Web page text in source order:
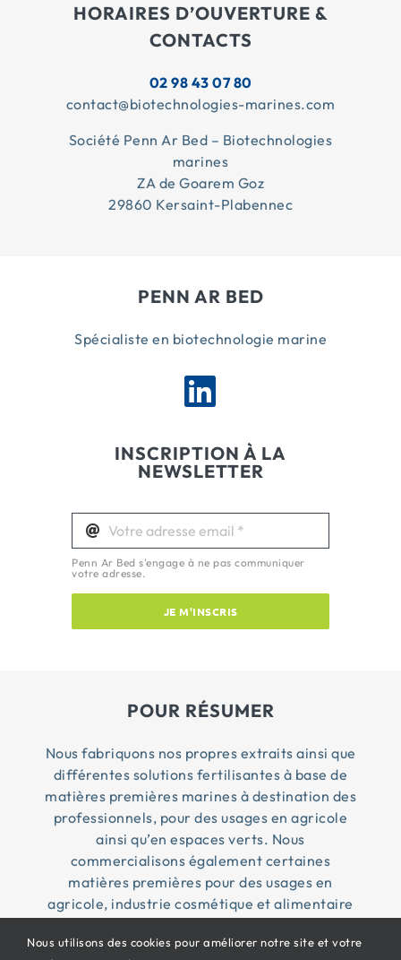
HORAIRES D’OUVERTURE &
CONTACTS
02 98 43 07 80
contact@biotechnologies-marines.com
Société Penn Ar Bed – Biotechnologies
marines
ZA de Goarem Goz
29860 Kersaint-Plabennec
PENN AR BED
Spécialiste en biotechnologie marine
INSCRIPTION À LA
NEWSLETTER
Penn Ar Bed s'engage à ne pas communiquer
votre adresse.
JE M'INSCRIS
POUR RÉSUMER
Nous fabriquons nos propres extraits ainsi que
différentes solutions fertilisantes à base de
matières premières marines à destination des
professionnels, pour des usages en agricole
ainsi qu’en espaces verts. Nous
commercialisons également certaines
matières premières pour des usages en
agricole, industrie cosmétique et alimentaire
Nous utilisons des cookies pour améliorer notre site et votre